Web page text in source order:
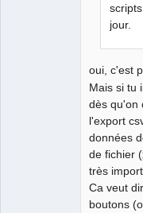
jour.
oui, c'est
Mais si tu
dès qu'on
l'export
données
de fichier
très
Ca veut
boutons